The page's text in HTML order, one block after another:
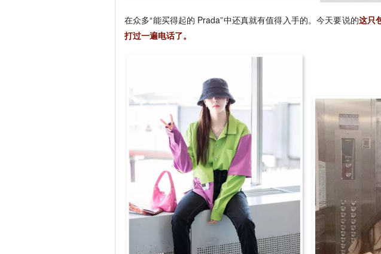
在众多“能买得起的 Prada”中还真就有值得入手的。今天要说的这只
打过一遍电话了。